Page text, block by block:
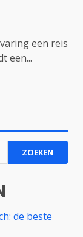
een reis
een...
de beste